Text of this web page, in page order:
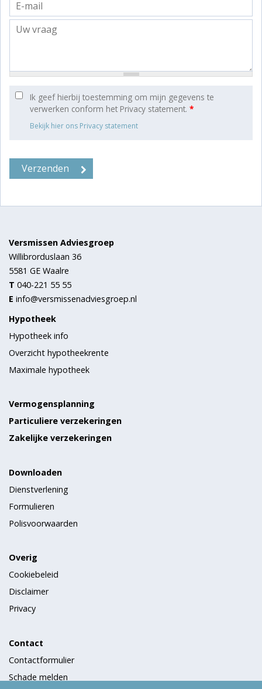
Ik geef hierbij toestemming om mijn gegevens te
verwerken conform het Privacy statement. *
Bekijk hier ons Privacy statement
Versmissen Adviesgroep
Willibrorduslaan 36
5581 GE Waalre
T 040-221 55 55
E info@versmissenadviesgroep.nl
Hypotheek
Hypotheek info
Overzicht hypotheekrente
Maximale hypotheek
Vermogensplanning
Particuliere verzekeringen
Zakelijke verzekeringen
Downloaden
Dienstverlening
Formulieren
Polisvoorwaarden
Overig
Cookiebeleid
Disclaimer
Privacy
Contact
Contactformulier
Schade melden